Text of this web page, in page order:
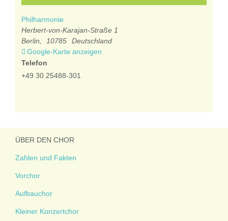
Philharmonie
Herbert-von-Karajan-Straße 1
Berlin
10785
Deutschland
Google-Karte anzeigen
Telefon
+49 30 25488-301
ÜBER DEN CHOR
Zahlen und Fakten
Vorchor
Aufbauchor
Kleiner Konzertchor